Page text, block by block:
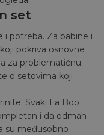
set
i potreba. Za babine i
pokriva osnovne
za problematičnu
o setovima koji
Svaki La Boo
i da odmah
su međusobno